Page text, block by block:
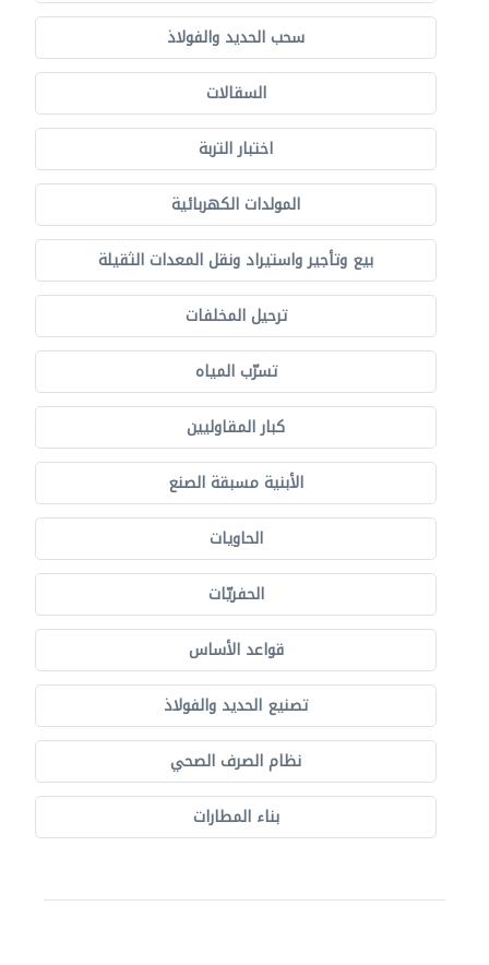
سحب الحديد والفولاذ
السقالات
اختبار التربة
المولدات الكهربائية
بيع وتأجير واستيراد ونقل المعدات الثقيلة
ترحيل المخلفات
تسرّب المياه
كبار المقاوليين
الأبنية مسبقة الصنع
الحاويات
الحفريّات
قواعد الأساس
تصنيع الحديد والفولاذ
نظام الصرف الصحي
بناء المطارات